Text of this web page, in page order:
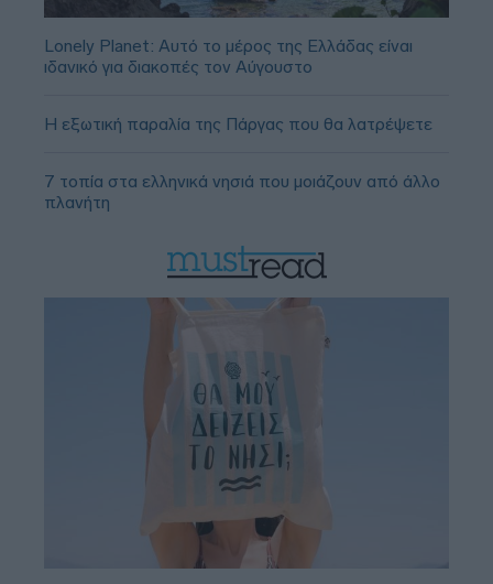
Lonely Planet: Αυτό το μέρος της Ελλάδας είναι
ιδανικό για διακοπές τον Αύγουστο
Η εξωτική παραλία της Πάργας που θα λατρέψετε
7 τοπία στα ελληνικά νησιά που μοιάζουν από άλλο
πλανήτη